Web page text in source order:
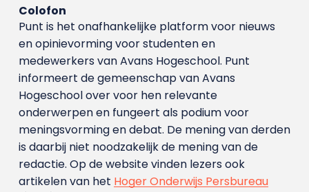
Colofon
Punt is het onafhankelijke platform voor nieuws
en opinievorming voor studenten en
medewerkers van Avans Hoge­school. Punt
informeert de gemeenschap van Avans
Hogeschool over voor hen relevante
onderwerpen en fungeert als podium voor
meningsvorming en debat. De mening van derden
is daarbij niet noodzakelijk de mening van de
redactie. Op de website vinden lezers ook
artikelen van het Hoger Onderwijs Persbureau